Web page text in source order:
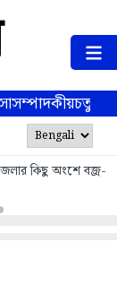
সম্পাদকীয়
কিছু অংশে বজ্র-